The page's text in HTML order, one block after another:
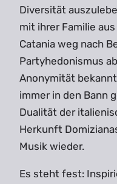
Diversität
mit ihrer Familie
Catania weg nach
Partyhedonismus
Anonymität
immer in den Bann
Dualität der
Herkunft
Musik wieder.
Es steht fest: